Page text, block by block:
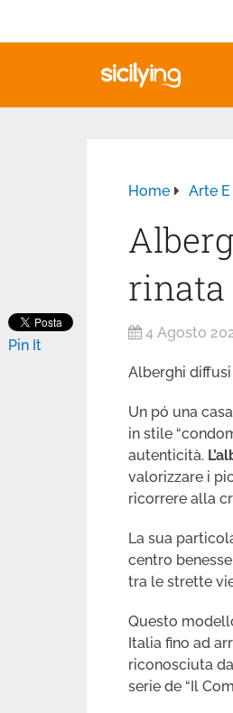
Home Arte
rinata
4 Agosto
Alberghi diffusi
Un pó una
in stile
autenticità.
valorizzare i
ricorrere alla
La sua
centro
tra le strette
Questo
Italia fino ad
riconosciuta
serie de “Il
Pin It